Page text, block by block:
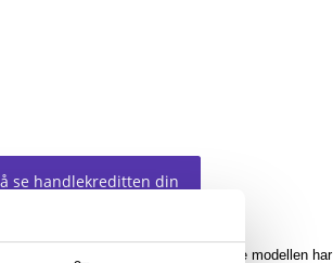
se handlekreditten din
ASS-logo på venstre bryst. Denne modellen har